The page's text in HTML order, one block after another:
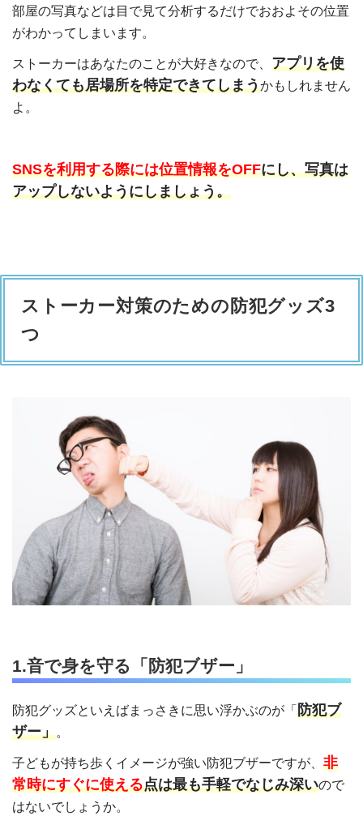
部屋の写真などは目で見て分析するだけでおおよその位置
がわかってしまいます。
ストーカーはあなたのことが大好きなので、 アプリを使
わなくても居場所を特定できてしまうかもしれません
よ。
SNSを利用する際には位置情報をOFFにし、写真は
アップしないようにしましょう。
ストーカー対策のための防犯グッズ3
つ
1.音で身を守る「防犯ブザー」
防犯グッズといえばまっさきに思い浮かぶのが「 防犯ブ
ザー」。
子どもが持ち歩くイメージが強い防犯ブザーですが、 非
常時にすぐに使える点は最も手軽でなじみ深いので
はないでしょうか。